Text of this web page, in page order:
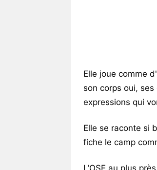
Elle joue comme
son corps oui,
expressions qui
Elle se raconte si
fiche le camp
L’OSE au plus